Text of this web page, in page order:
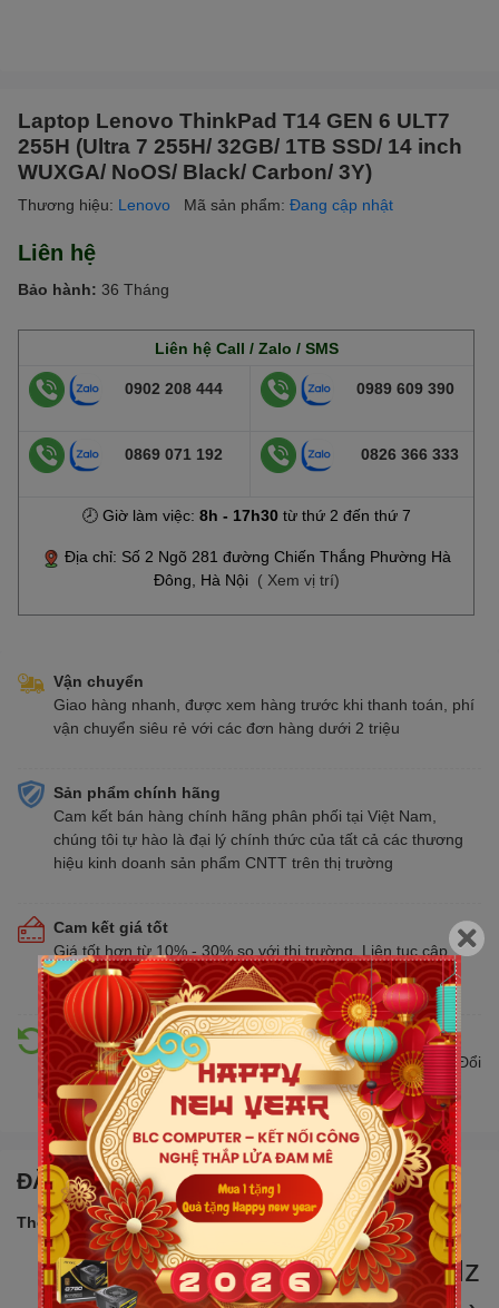
Laptop Lenovo ThinkPad T14 GEN 6 ULT7
255H (Ultra 7 255H/ 32GB/ 1TB SSD/ 14 inch
WUXGA/ NoOS/ Black/ Carbon/ 3Y)
Thương hiệu: Lenovo Mã sản phẩm: Đang cập nhật
Liên hệ
Bảo hành: 36 Tháng
Liên hệ Call / Zalo / SMS
0902 208 444 0989 609 390
0869 071 192 0826 366 333
🕗 Giờ làm việc: 8h - 17h30từ thứ 2 đến thứ 7
Địa chỉ: Số 2 Ngõ 281 đường Chiến Thắng Phường Hà
Đông, Hà Nội ( Xem vị trí)
Vận chuyển
Giao hàng nhanh, được xem hàng trước khi thanh toán, phí
vận chuyển siêu rẻ với các đơn hàng dưới 2 triệu
Sản phẩm chính hãng
Cam kết bán hàng chính hãng phân phối tại Việt Nam,
chúng tôi tự hào là đại lý chính thức của tất cả các thương
hiệu kinh doanh sản phẩm CNTT trên thị trường
Cam kết giá tốt
Giá tốt hơn từ 10% - 30% so với thị trường. Liên tục cập
nhật giá mới nhất, cạnh tranh
Hỗ trợ đổi trả
Đổi trả hàng lên đến 30 ngày nếu có lỗi do nhà sản xuất. Đổi
trả hàng không cần lý do với mức phí ưu đãi
ĐẶC ĐIỂM NỔI BẬT
Thông số sản phẩm:
Bộ VXL: Ultra 7 255H 2.0GHz